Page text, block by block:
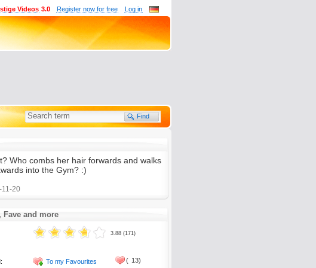
Log in
Register now for free
Videos 3.0
Who combs her hair forwards and walks
into the Gym? :)
11-20
Fave and more
3.88 (171)
To my Favourites
( 13)